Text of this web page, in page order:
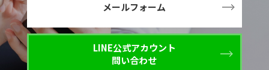
メールフォーム
LINE公式アカウント
問い合わせ